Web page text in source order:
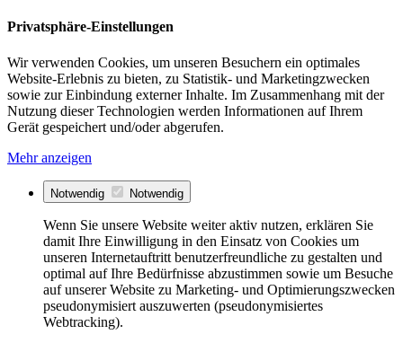
Privatsphäre-Einstellungen
Wir verwenden Cookies, um unseren Besuchern ein optimales
Website-Erlebnis zu bieten, zu Statistik- und Marketingzwecken
sowie zur Einbindung externer Inhalte. Im Zusammenhang mit der
Nutzung dieser Technologien werden Informationen auf Ihrem
Gerät gespeichert und/oder abgerufen.
Mehr anzeigen
Notwendig Notwendig
Wenn Sie unsere Website weiter aktiv nutzen, erklären Sie
damit Ihre Einwilligung in den Einsatz von Cookies um
unseren Internetauftritt benutzerfreundliche zu gestalten und
optimal auf Ihre Bedürfnisse abzustimmen sowie um Besuche
auf unserer Website zu Marketing- und Optimierungszwecken
pseudonymisiert auszuwerten (pseudonymisiertes
Webtracking).